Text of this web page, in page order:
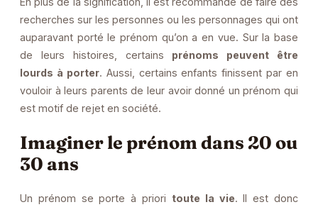
recherches sur les personnes ou les personnages qui ont
auparavant porté le prénom qu’on a en vue. Sur la base
de leurs histoires, certains prénoms peuvent être
lourds à porter. Aussi, certains enfants finissent par en
vouloir à leurs parents de leur avoir donné un prénom qui
est motif de rejet en société.
Imaginer le prénom dans 20 ou
30 ans
Un prénom se porte à priori toute la vie. Il est donc